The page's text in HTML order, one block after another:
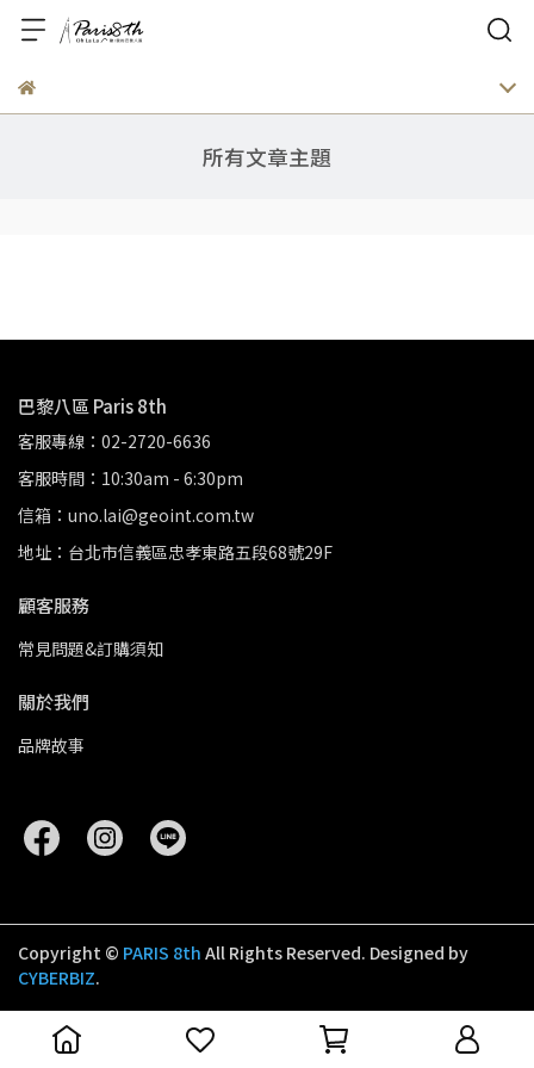
所有文章主題
巴黎八區 Paris 8th
客服專線：02-2720-6636
客服時間：10:30am - 6:30pm
信箱：uno.lai@geoint.com.tw
地址：台北市信義區忠孝東路五段68號29F
顧客服務
常見問題&訂購須知
關於我們
品牌故事
Copyright © PARIS 8th All Rights Reserved. Designed by
CYBERBIZ.